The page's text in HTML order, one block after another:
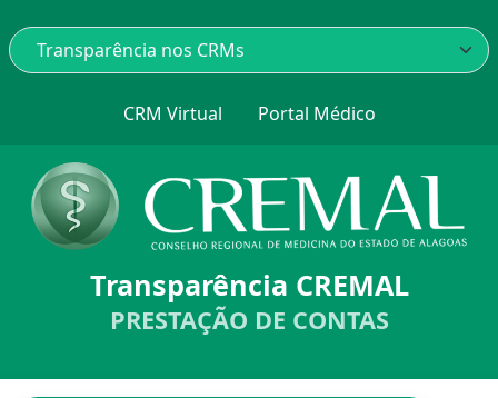
CRM Virtual Portal Médico
Transparência CREMAL
PRESTAÇÃO DE CONTAS